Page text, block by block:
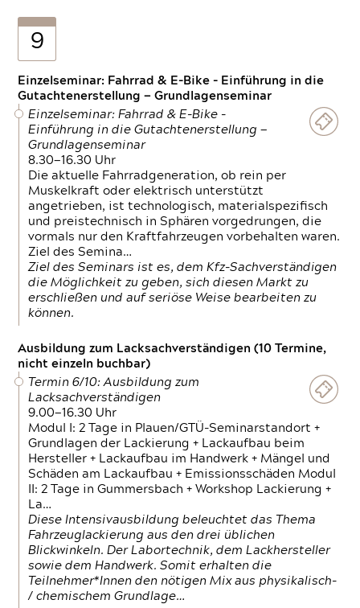
9
Einzelseminar: Fahrrad & E-Bike - Einführung in die
Gutachtenerstellung — Grundlagenseminar
Einzelseminar: Fahrrad & E-Bike -
Einführung in die Gutachtenerstellung —
Grundlagenseminar
8.30—16.30 Uhr
Die aktuelle Fahrradgeneration, ob rein per
Muskelkraft oder elektrisch unterstützt
angetrieben, ist technologisch, materialspezifisch
und preistechnisch in Sphären vorgedrungen, die
vormals nur den Kraftfahrzeugen vorbehalten waren.
Ziel des Semina…
Ziel des Seminars ist es, dem Kfz-Sachverständigen
die Möglichkeit zu geben, sich diesen Markt zu
erschließen und auf seriöse Weise bearbeiten zu
können.
Ausbildung zum Lacksachverständigen (10 Termine,
nicht einzeln buchbar)
Termin 6/10: Ausbildung zum
Lacksachverständigen
9.00—16.30 Uhr
Modul I: 2 Tage in Plauen/GTÜ-Seminarstandort +
Grundlagen der Lackierung + Lackaufbau beim
Hersteller + Lackaufbau im Handwerk + Mängel und
Schäden am Lackaufbau + Emissionsschäden Modul
II: 2 Tage in Gummersbach + Workshop Lackierung +
La…
Diese Intensivausbildung beleuchtet das Thema
Fahrzeuglackierung aus den drei üblichen
Blickwinkeln. Der Labortechnik, dem Lackhersteller
sowie dem Handwerk. Somit erhalten die
Teilnehmer*Innen den nötigen Mix aus physikalisch-
/ chemischem Grundlage…